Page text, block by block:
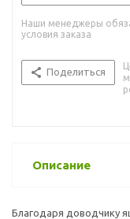
Наши менеджеры
условия заказа
Поделиться
Описание
Благодаря доводчику